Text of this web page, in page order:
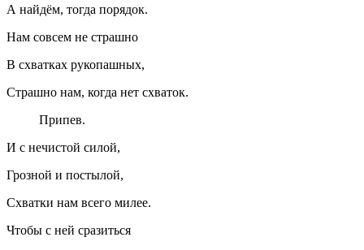
А найдём, тогда порядок.
Нам совсем не страшно
В схватках рукопашных,
Страшно нам, когда нет схваток.
Припев.
И с нечистой силой,
Грозной и постылой,
Схватки нам всего милее.
Чтобы с ней сразиться